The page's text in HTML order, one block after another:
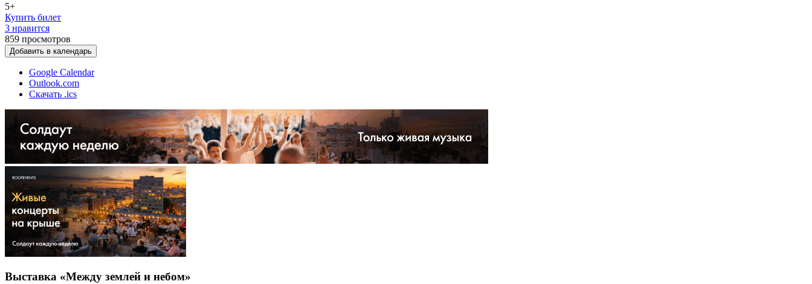
5+
Купить билет
3 нравится
859 просмотров
Добавить в календарь
Google Calendar
Outlook.com
Скачать .ics
Выставка «Между землей и небом»